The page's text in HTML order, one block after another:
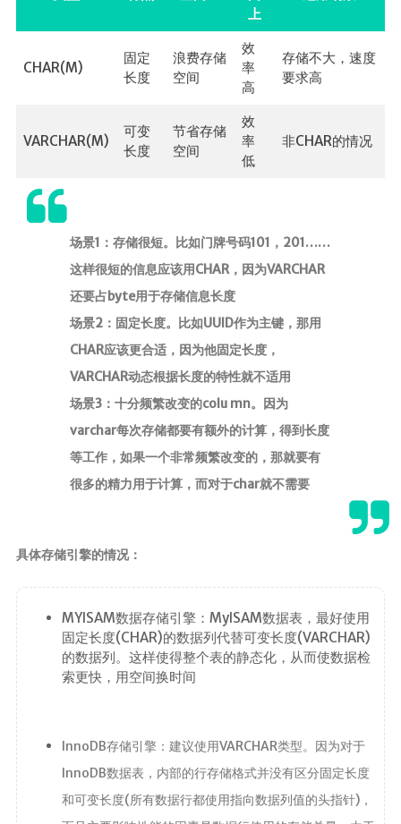
上
CHAR(M)
固定
长度
浪费存储
空间
效
率
高
存储不大，速度
要求高
VARCHAR(M)
可变
长度
节省存储
空间
效
率
低
非CHAR的情况
场景1：存储很短。比如门牌号码101，201……
这样很短的信息应该用CHAR，因为VARCHAR
还要占byte用于存储信息长度
场景2：固定长度。比如UUID作为主键，那用
CHAR应该更合适，因为他固定长度，
VARCHAR动态根据长度的特性就不适用
场景3：十分频繁改变的colu mn。因为
varchar每次存储都要有额外的计算，得到长度
等工作，如果一个非常频繁改变的，那就要有
很多的精力用于计算，而对于char就不需要
具体存储引擎的情况：
MYISAM数据存储引擎：MyISAM数据表，最好使用
固定长度(CHAR)的数据列代替可变长度(VARCHAR)
的数据列。这样使得整个表的静态化，从而使数据检
索更快，用空间换时间
InnoDB存储引擎：建议使用VARCHAR类型。因为对于
InnoDB数据表，内部的行存储格式并没有区分固定长度
和可变长度(所有数据行都使用指向数据列值的头指针)，
设计模式
日期归档